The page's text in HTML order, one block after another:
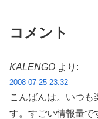
コメント
KALENGO より:
2008-07-25 23:32
こんばんは。いつも
す。すごい情報量で